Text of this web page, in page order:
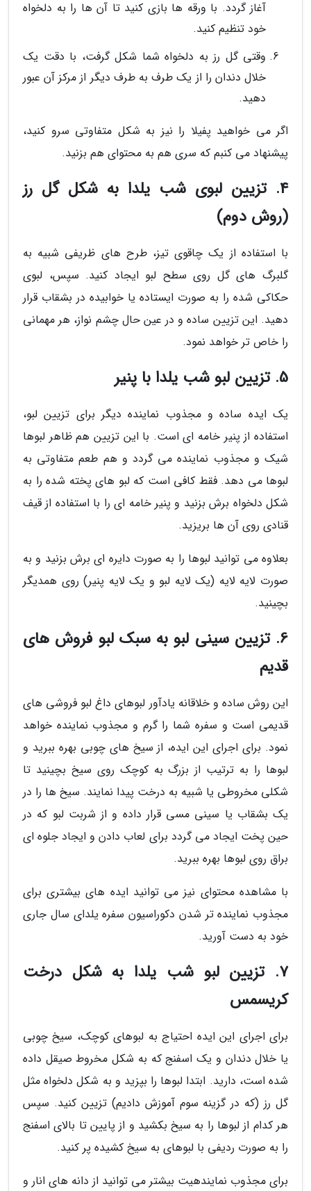
آغاز گردد. با ورقه ها بازی کنید تا آن ها را به دلخواه
خود تنظیم کنید.
وقتی گل رز به دلخواه شما شکل گرفت، با دقت یک
خلال دندان را از یک طرف به طرف دیگر از مرکز آن عبور
دهید.
اگر می خواهید پفیلا را نیز به شکل متفاوتی سرو کنید،
پیشنهاد می کنبم که سری هم به محتوای هم بزنید.
4. تزیین لبوی شب یلدا به شکل گل رز
(روش دوم)
با استفاده از یک چاقوی تیز، طرح های ظریفی شبیه به
گلبرگ های گل روی سطح لبو ایجاد کنید. سپس، لبوی
حکاکی شده را به صورت ایستاده یا خوابیده در بشقاب قرار
دهید. این تزیین ساده و در عین حال چشم نواز، هر مهمانی
را خاص تر خواهد نمود.
5. تزیین لبو شب یلدا با پنیر
یک ایده ساده و مجذوب نماینده دیگر برای تزیین لبو،
استفاده از پنیر خامه ای است. با این تزیین هم ظاهر لبوها
شیک و مجذوب نماینده می گردد و هم طعم متفاوتی به
لبوها می دهد. فقط کافی است که لبو های پخته شده را به
شکل دلخواه برش بزنید و پنیر خامه ای را با استفاده از قیف
قنادی روی آن ها بریزید.
بعلاوه می توانید لبوها را به صورت دایره ای برش بزنید و به
صورت لایه لایه (یک لایه لبو و یک لایه پنیر) روی همدیگر
بچینید.
6. تزیین سینی لبو به سبک لبو فروش های
قدیم
این روش ساده و خلاقانه یادآور لبوهای داغ لبو فروشی های
قدیمی است و سفره شما را گرم و مجذوب نماینده خواهد
نمود. برای اجرای این ایده، از سیخ های چوبی بهره ببرید و
لبوها را به ترتیب از بزرگ به کوچک روی سیخ بچینید تا
شکلی مخروطی یا شبیه به درخت پیدا نمایند. سیخ ها را در
یک بشقاب یا سینی مسی قرار داده و از شربت لبو که در
حین پخت ایجاد می گردد برای لعاب دادن و ایجاد جلوه ای
براق روی لبوها بهره ببرید.
با مشاهده محتوای نیز می توانید ایده های بیشتری برای
مجذوب نماینده تر شدن دکوراسیون سفره یلدای سال جاری
خود به دست آورید.
7. تزیین لبو شب یلدا به شکل درخت
کریسمس
برای اجرای این ایده احتیاج به لبوهای کوچک، سیخ چوبی
یا خلال دندان و یک اسفنج که به شکل مخروط صیقل داده
شده است، دارید. ابتدا لبوها را بپزید و به شکل دلخواه مثل
گل رز (که در گزینه سوم آموزش دادیم) تزیین کنید. سپس
هر کدام از لبوها را به سیخ بکشید و از پایین تا بالای اسفنج
را به صورت ردیفی با لبوهای به سیخ کشیده پر کنید.
برای مجذوب نمایندهیت بیشتر می توانید از دانه های انار و